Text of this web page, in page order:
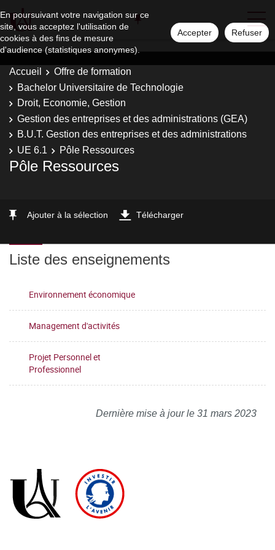
En poursuivant votre navigation sur ce
site, vous acceptez l'utilisation de
cookies à des fins de mesure
d'audience (statistiques anonymes).
Accepter Refuser
Accueil
Offre de formation
Bachelor Universitaire de Technologie
Droit, Economie, Gestion
Gestion des entreprises et des administrations (GEA)
B.U.T. Gestion des entreprises et des administrations
UE 6.1
Pôle Ressources
Pôle Ressources
Ajouter à la sélection Télécharger
Liste des enseignements
Environnement économique
Management d'activités
Projet Personnel et
Professionnel
Dernière mise à jour le 31 mars 2023